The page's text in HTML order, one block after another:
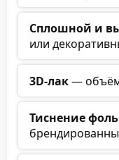
Сплошной и
или
3D-лак—
Тиснение